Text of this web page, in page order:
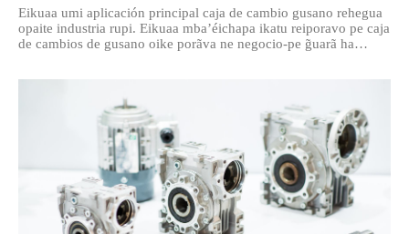
Eikuaa umi aplicación principal caja de cambio gusano rehegua
opaite industria rupi. Eikuaa mba’éichapa ikatu reiporavo pe caja
de cambios de gusano oike porãva ne negocio-pe g̃uarã ha